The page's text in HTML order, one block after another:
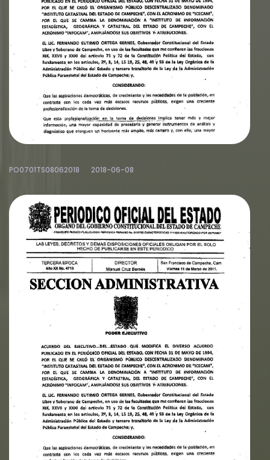
PO0701TS08062018 2018-06-08